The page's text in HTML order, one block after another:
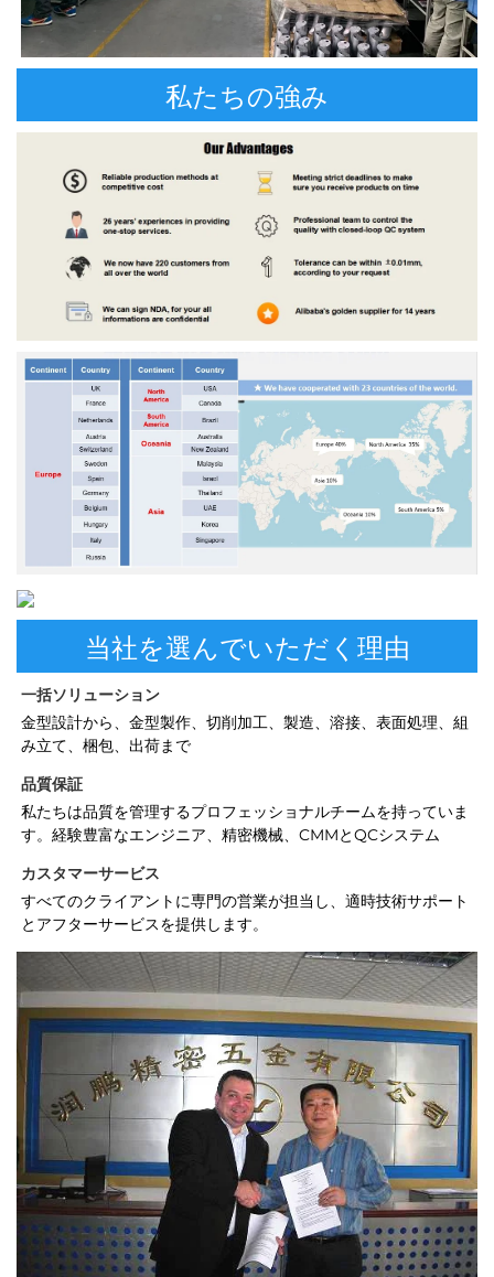
私たちの強み
当社を選んでいただく理由
一括ソリューション
金型設計から、金型製作、切削加工、製造、溶接、表面処理、組
み立て、梱包、出荷まで
品質保証
私たちは品質を管理するプロフェッショナルチームを持っていま
す。経験豊富なエンジニア、精密機械、CMMとQCシステム
カスタマーサービス
すべてのクライアントに専門の営業が担当し、適時技術サポート
とアフターサービスを提供します。